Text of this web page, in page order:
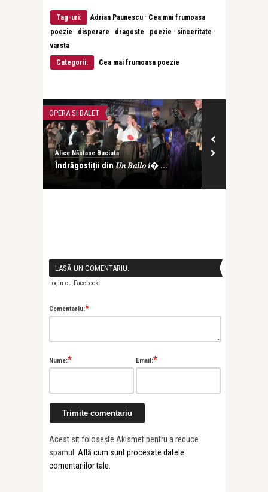
Tag-uri: Adrian Paunescu · Cea mai frumoasa
poezie · disperare · dragoste · poezie · sinceritate ·
varsta
Categorii:
Cea mai frumoasa poezie
OPERA ȘI BALET
Alice Năstase Buciuta
Îndrăgostiții din 𝑈𝑛 𝐵𝑎𝑙𝑙𝑜 𝑖� ...
LASĂ UN COMENTARIU:
Login cu Facebook
Comentariu:*
Nume:* Email:*
Acest sit folosește Akismet pentru a reduce
spamul. Află cum sunt procesate datele
comentariilor tale.